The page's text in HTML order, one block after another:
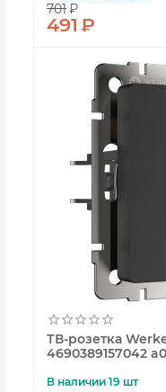
701₽
491 ₽
ТВ-розетка
4690389157042
В наличии 19 шт